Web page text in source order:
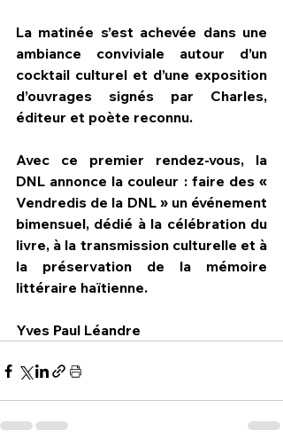
La matinée s’est achevée dans une
ambiance conviviale autour d’un
cocktail culturel et d’une exposition
d’ouvrages signés par Charles,
éditeur et poète reconnu.
Avec ce premier rendez-vous, la
DNL annonce la couleur : faire des «
Vendredis de la DNL » un événement
bimensuel, dédié à la célébration du
livre, à la transmission culturelle et à
la préservation de la mémoire
littéraire haïtienne.
Yves Paul Léandre